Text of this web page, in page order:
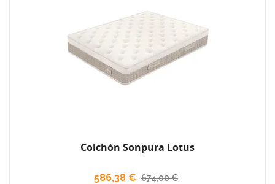
Colchón Sonpura Lotus
586,38 € 674,00 €